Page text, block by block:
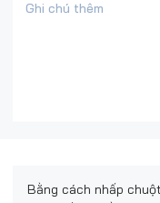
Bằng cách nhấp